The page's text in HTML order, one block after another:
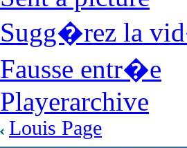
Sugg�rez la
Fausse entr�e
Playerarchive
Louis Page